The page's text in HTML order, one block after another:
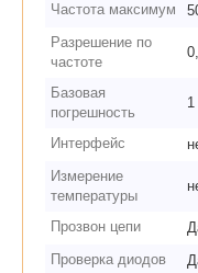
Частота максимум
Разрешение по
частоте
Базовая
погрешность
1
Интерфейс
Измерение
температуры
Прозвон цепи
Проверка диодов